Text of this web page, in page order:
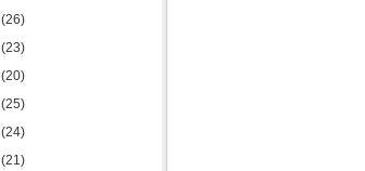
(26)
(23)
(20)
(25)
(24)
(21)